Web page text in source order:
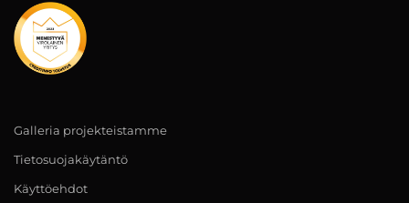
Galleria projekteistamme
Tietosuojakäytäntö
Käyttöehdot